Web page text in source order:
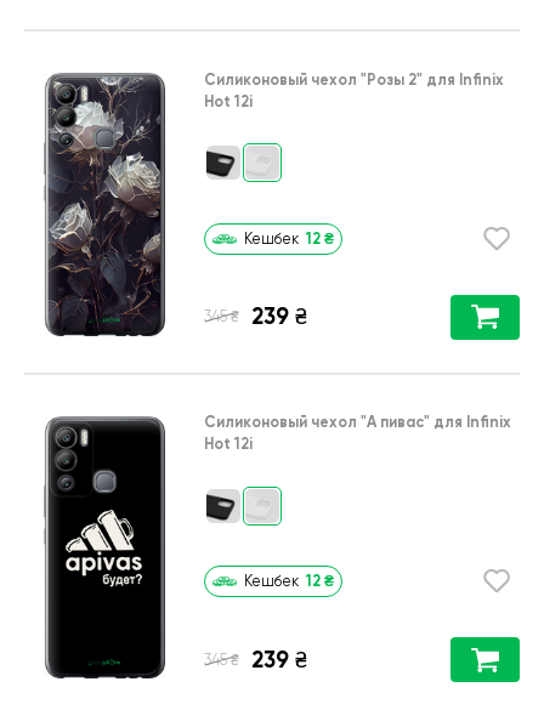
Силиконовый чехол "Розы 2" для Infinix
Hot 12i
Кешбек 12 ₴
345 ₴ 239 ₴
Силиконовый чехол "А пивас" для Infinix
Hot 12i
Кешбек 12 ₴
345 ₴ 239 ₴